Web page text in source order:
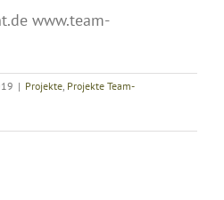
www.team-
| Projekte, Projekte Team-